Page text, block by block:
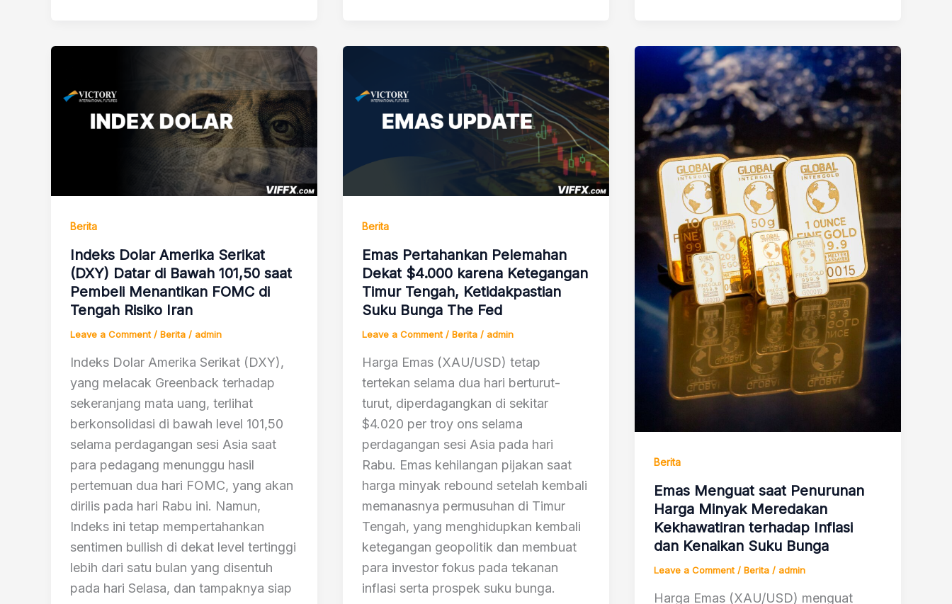
Berita
Indeks Dolar Amerika Serikat
(DXY) Datar di Bawah 101,50 saat
Pembeli Menantikan FOMC di
Tengah Risiko Iran
Leave a Comment / Berita / admin
Indeks Dolar Amerika Serikat (DXY),
yang melacak Greenback terhadap
sekeranjang mata uang, terlihat
berkonsolidasi di bawah level 101,50
selama perdagangan sesi Asia saat
para pedagang menunggu hasil
pertemuan dua hari FOMC, yang akan
dirilis pada hari Rabu ini. Namun,
Indeks ini tetap mempertahankan
sentimen bullish di dekat level tertinggi
lebih dari satu bulan yang disentuh
pada hari Selasa, dan tampaknya siap
Berita
Emas Pertahankan Pelemahan
Dekat $4.000 karena Ketegangan
Timur Tengah, Ketidakpastian
Suku Bunga The Fed
Leave a Comment / Berita/ admin
Harga Emas (XAU/USD) tetap
tertekan selama dua hari berturut-
turut, diperdagangkan di sekitar
$4.020 per troy ons selama
perdagangan sesi Asia pada hari
Rabu. Emas kehilangan pijakan saat
harga minyak rebound setelah kembali
memanasnya permusuhan di Timur
Tengah, yang menghidupkan kembali
ketegangan geopolitik dan membuat
para investor fokus pada tekanan
inflasi serta prospek suku bunga.
Berita
Emas Menguat saat Penurunan
Harga Minyak Meredakan
Kekhawatiran terhadap Inflasi
dan Kenaikan Suku Bunga
Leave a Comment / Berita/ admin
Harga Emas (XAU/USD) menguat